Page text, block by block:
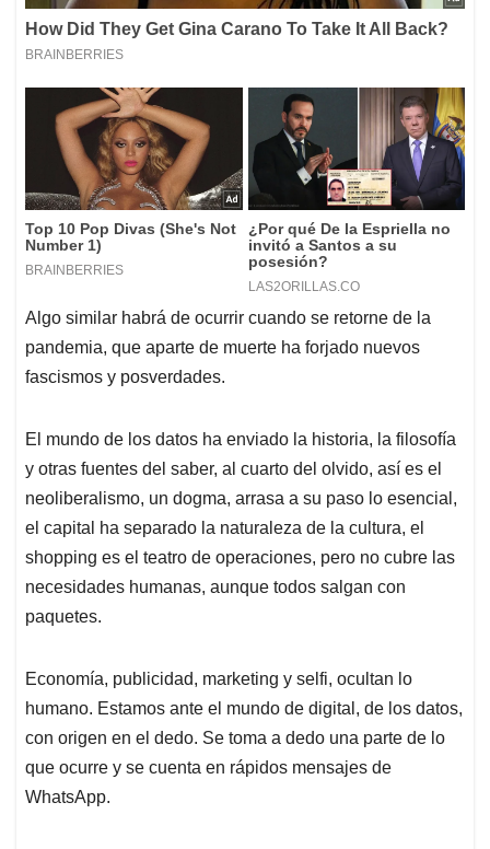
Algo similar habrá de ocurrir cuando se retorne de la
pandemia, que aparte de muerte ha forjado nuevos
fascismos y posverdades.
El mundo de los datos ha enviado la historia, la filosofía
y otras fuentes del saber, al cuarto del olvido, así es el
neoliberalismo, un dogma, arrasa a su paso lo esencial,
el capital ha separado la naturaleza de la cultura, el
shopping es el teatro de operaciones, pero no cubre las
necesidades humanas, aunque todos salgan con
paquetes.
Economía, publicidad, marketing y selfi, ocultan lo
humano. Estamos ante el mundo de digital, de los datos,
con origen en el dedo. Se toma a dedo una parte de lo
que ocurre y se cuenta en rápidos mensajes de
WhatsApp.